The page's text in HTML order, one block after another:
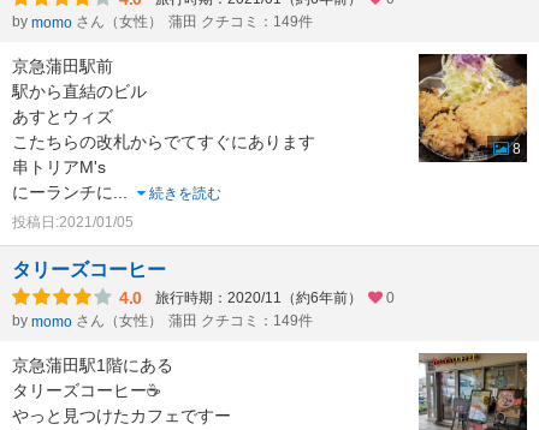
by momo さん（女性） 蒲田 クチコミ：149件
京急蒲田駅前
駅から直結のビル
あすとウィズ
こたちらの改札からでてすぐにあります
串トリアM's
にーランチに
続きを読む
投稿日:2021/01/05
8
タリーズコーヒー
4.0 旅行時期：2020/11（約6年前）
0
by momo さん（女性） 蒲田 クチコミ：149件
京急蒲田駅1階にある
タリーズコーヒー☕
やっと見つけたカフェですー